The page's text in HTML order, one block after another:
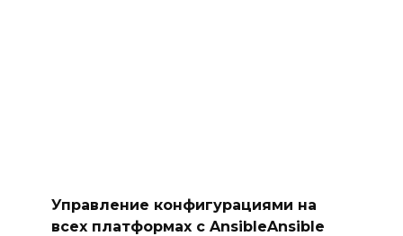
Управление конфигурациями на
всех платформах с AnsibleAnsible